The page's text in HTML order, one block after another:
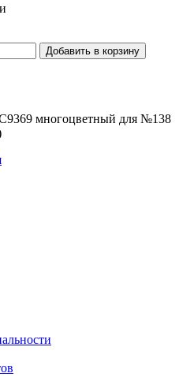
Добавить в корзину
многоцветный для №138